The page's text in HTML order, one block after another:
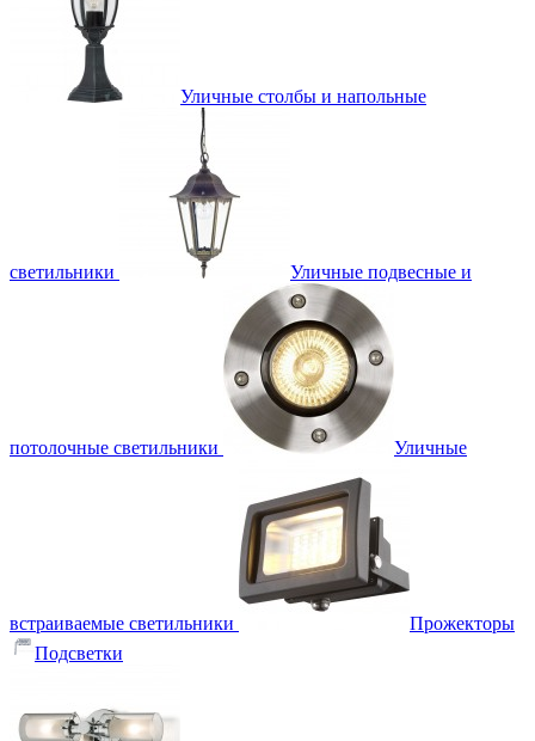
Уличные столбы и напольные
светильники Уличные подвесные и
потолочные светильники Уличные
встраиваемые светильники
Прожекторы
Подсветки